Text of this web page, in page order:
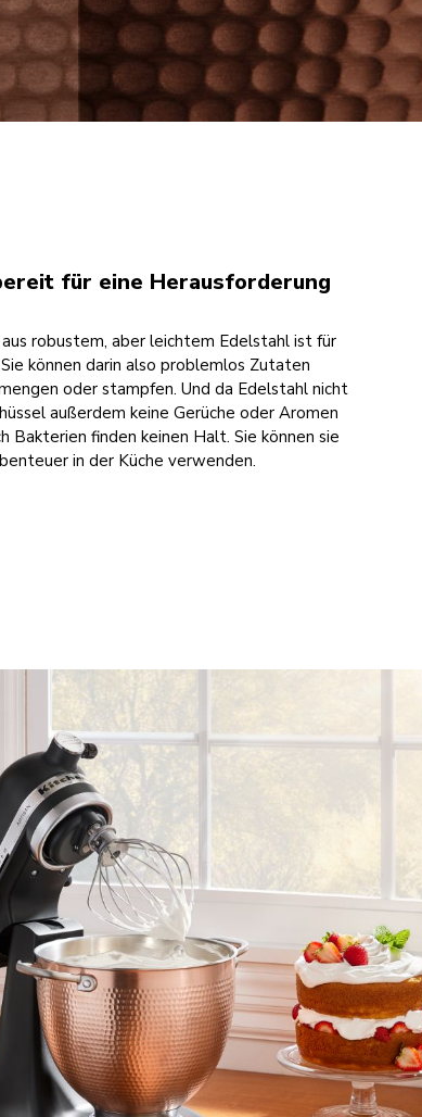
für eine Herausforderung
robustem, aber leichtem Edelstahl ist für
können darin also problemlos Zutaten
oder stampfen. Und da Edelstahl nicht
außerdem keine Gerüche oder Aromen
Bakterien finden keinen Halt. Sie können sie
in der Küche verwenden.